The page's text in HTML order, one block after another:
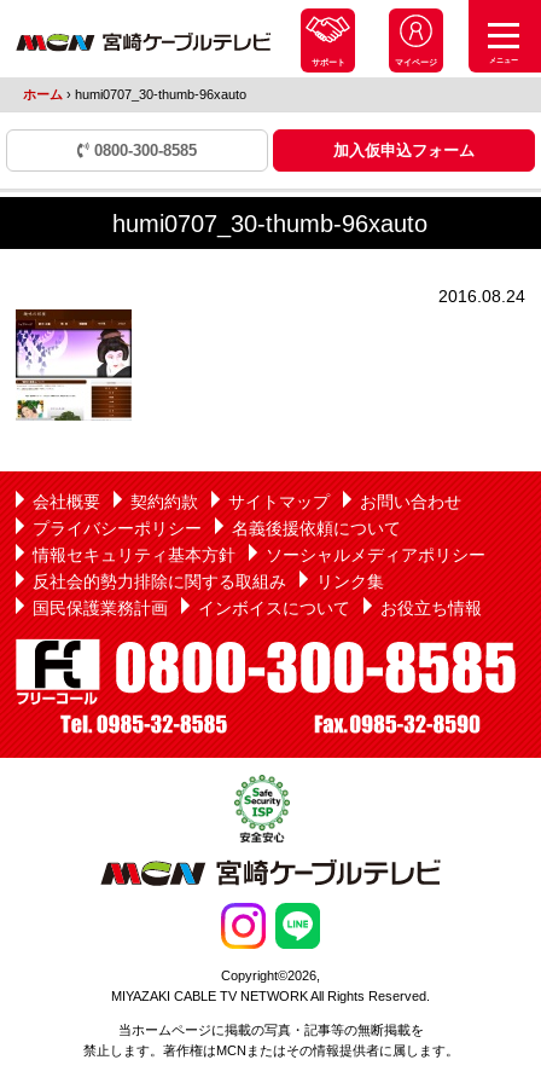
サポート マイページ メニュー
ホーム ›humi0707_30-thumb-96xauto
0800-300-8585 加入仮申込フォーム
humi0707_30-thumb-96xauto
2016.08.24
会社概要 契約約款 サイトマップ
お問い合わせ
プライバシーポリシー
名義後援依頼について
情報セキュリティ基本方針
ソーシャルメディアポリシー
反社会的勢力排除に関する取組み
リンク集
国民保護業務計画
インボイスについて お役立ち情報
Copyright©2026,
MIYAZAKI CABLE TV NETWORK All Rights Reserved.
当ホームページに掲載の写真・記事等の無断掲載を
禁止します。著作権はMCNまたはその情報提供者に属します。